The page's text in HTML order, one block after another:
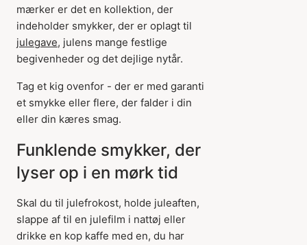
mærker er det en kollektion, der
indeholder smykker, der er oplagt til
julegave, julens mange festlige
begivenheder og det dejlige nytår.
Tag et kig ovenfor - der er med garanti
et smykke eller flere, der falder i din
eller din kæres smag.
Funklende smykker, der
lyser op i en mørk tid
Skal du til julefrokost, holde juleaften,
slappe af til en julefilm i nattøj eller
drikke en kop kaffe med en, du har